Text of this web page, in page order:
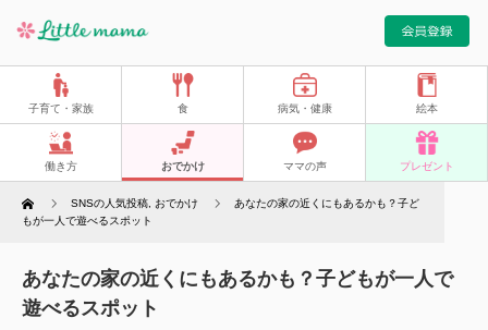
子育て・家族 食 病気・健康 絵本
働き方 おでかけ ママの声 プレゼント
Home SNSの人気投稿 おでかけ
あなたの家の近くにもあるかも？子ど
もが一人で遊べるスポット
あなたの家の近くにもあるかも？子どもが一人で
遊べるスポット